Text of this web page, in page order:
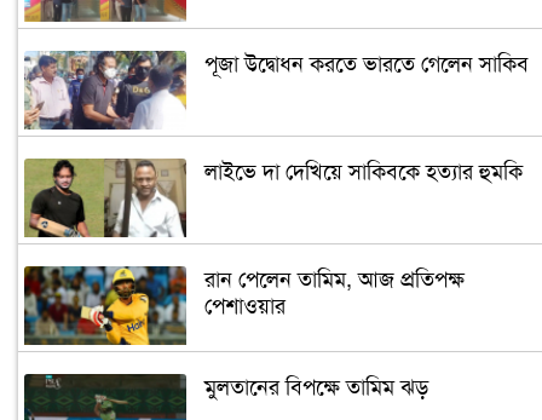
পূজা উদ্বোধন করতে ভারতে গেলেন সাকিব
লাইভে দা দেখিয়ে সাকিবকে হত্যার হুমকি
রান পেলেন তামিম, আজ প্রতিপক্ষ
পেশাওয়ার
মুলতানের বিপক্ষে তামিম ঝড়